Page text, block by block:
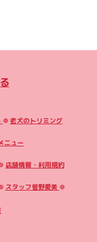
❁老犬のトリミング
ニュー
店舗情報・利用規約
スタッフ菅野愛美 ❁